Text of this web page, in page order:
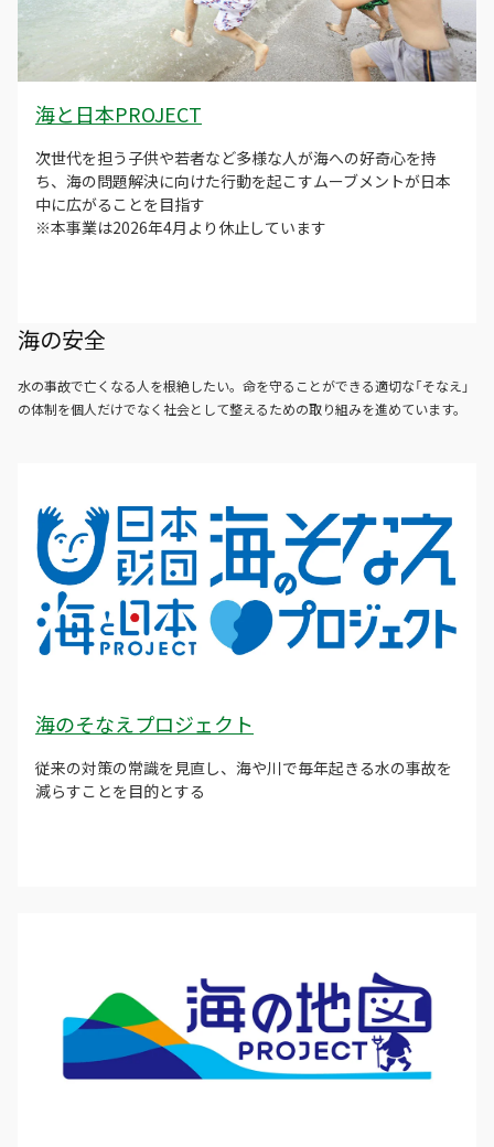
海と日本PROJECT
次世代を担う子供や若者など多様な人が海への好奇心を持
ち、海の問題解決に向けた行動を起こすムーブメントが日本
中に広がることを目指す
※本事業は2026年4月より休止しています
海の安全
水の事故で亡くなる人を根絶したい。命を守ることができる適切な「そなえ」
の体制を個人だけでなく社会として整えるための取り組みを進めています。
海のそなえプロジェクト
従来の対策の常識を見直し、海や川で毎年起きる水の事故を
減らすことを目的とする